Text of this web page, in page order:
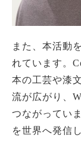
また、本活動
れています。
本の工芸や漆
流が広がり、
つながってい
を世界へ発信